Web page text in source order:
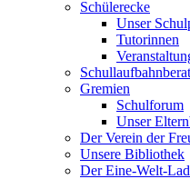
Schülerecke
Unser
Tutorinnen
Gremien
Schulforum
Unser
Der Verein der
Unsere Bibliothek
Der Eine-Welt-